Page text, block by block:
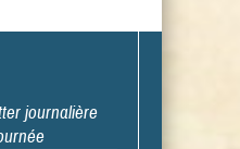
journalière